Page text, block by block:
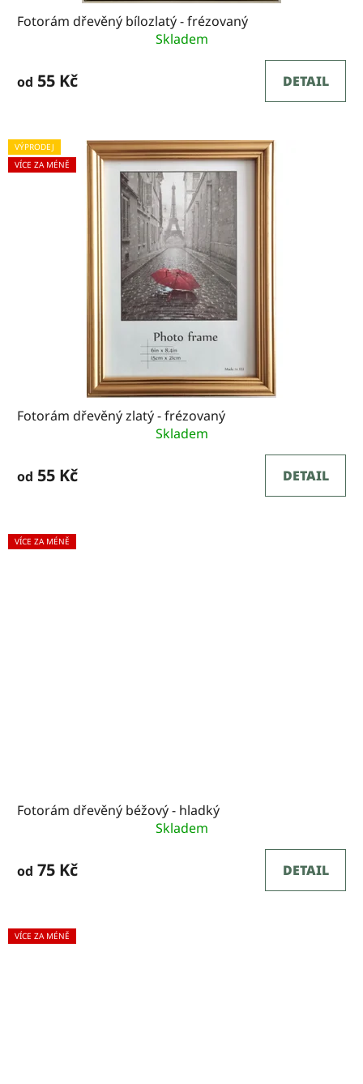
Fotorám dřevěný bílozlatý - frézovaný
Skladem
od 55 Kč DETAIL
VÝPRODEJ
VÍCE ZA MÉNĚ
Fotorám dřevěný zlatý - frézovaný
Skladem
od 55 Kč DETAIL
VÍCE ZA MÉNĚ
Fotorám dřevěný béžový - hladký
Skladem
od 75 Kč DETAIL
VÍCE ZA MÉNĚ